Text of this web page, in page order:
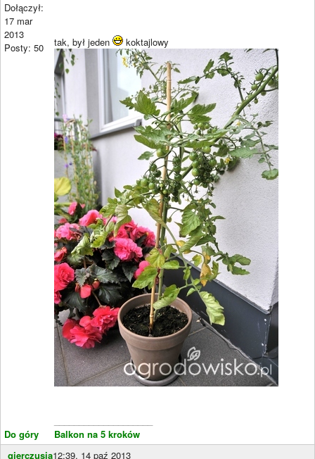
Dołączył:
17 mar
2013
Posty: 50
Do góry
tak, był jeden koktajlowy
Balkon na 5 kroków
gierczusia12:39, 14 paź 2013